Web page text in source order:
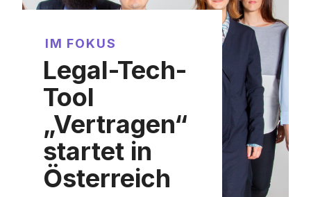
IM FOKUS
Legal-Tech-
Tool
„Vertragen“
startet in
Österreich